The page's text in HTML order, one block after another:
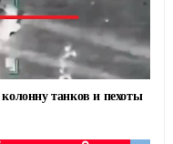
танков и пехоты